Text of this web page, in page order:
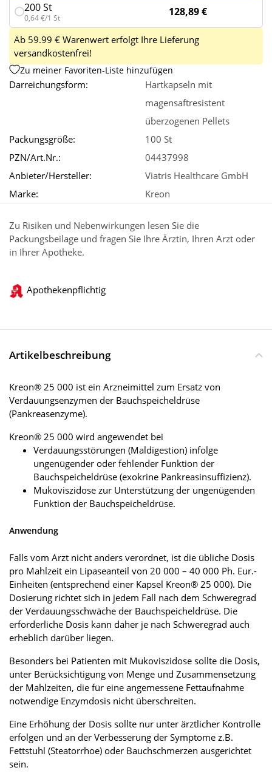
200 St
0,64 €/1 St 128,89 €
Ab 59.99 € Warenwert erfolgt Ihre Lieferung
versandkostenfrei!
Zu meiner Favoriten-Liste hinzufügen
Darreichungsform:
Hartkapseln mit
magensaftresistent
überzogenen Pellets
Packungsgröße:
100 St
PZN/Art.Nr.:
04437998
Anbieter/Hersteller:
Viatris Healthcare GmbH
Marke:
Kreon
Zu Risiken und Nebenwirkungen lesen Sie die
Packungsbeilage und fragen Sie Ihre Ärztin, Ihren Arzt oder
in Ihrer Apotheke.
Apothekenpflichtig
Artikelbeschreibung
Kreon® 25 000 ist ein Arzneimittel zum Ersatz von
Verdauungsenzymen der Bauchspeicheldrüse
(Pankreasenzyme).
Kreon® 25 000 wird angewendet bei
Verdauungsstörungen (Maldigestion) infolge
ungenügender oder fehlender Funktion der
Bauchspeicheldrüse (exokrine Pankreasinsuffizienz).
Mukoviszidose zur Unterstützung der ungenügenden
Funktion der Bauchspeicheldrüse.
Anwendung
Falls vom Arzt nicht anders verordnet, ist die übliche Dosis
pro Mahlzeit ein Lipaseanteil von 20 000 – 40 000 Ph. Eur.-
Einheiten (entsprechend einer Kapsel Kreon® 25 000). Die
Dosierung richtet sich in jedem Fall nach dem Schweregrad
der Verdauungsschwäche der Bauchspeicheldrüse. Die
erforderliche Dosis kann daher je nach Schweregrad auch
erheblich darüber liegen.
Besonders bei Patienten mit Mukoviszidose sollte die Dosis,
unter Berücksichtigung von Menge und Zusammensetzung
der Mahlzeiten, die für eine angemessene Fettaufnahme
notwendige Enzymdosis nicht überschreiten.
Eine Erhöhung der Dosis sollte nur unter ärztlicher Kontrolle
erfolgen und an der Verbesserung der Symptome z.B.
Fettstuhl (Steatorrhoe) oder Bauchschmerzen ausgerichtet
sein.